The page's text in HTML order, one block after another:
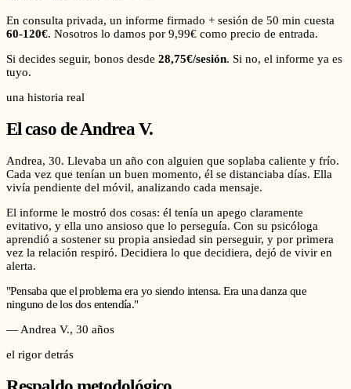
En consulta privada, un informe firmado + sesión de 50 min cuesta
60-120€. Nosotros lo damos por 9,99€ como precio de entrada.
Si decides seguir, bonos desde 28,75€/sesión. Si no, el informe ya es
tuyo.
una historia real
El caso deAndrea V.
Andrea, 30. Llevaba un año con alguien que soplaba caliente y frío.
Cada vez que tenían un buen momento, él se distanciaba días. Ella
vivía pendiente del móvil, analizando cada mensaje.
El informe le mostró dos cosas: él tenía un apego claramente
evitativo, y ella uno ansioso que lo perseguía. Con su psicóloga
aprendió a sostener su propia ansiedad sin perseguir, y por primera
vez la relación respiró. Decidiera lo que decidiera, dejó de vivir en
alerta.
"Pensaba que el problema era yo siendo intensa. Era una danza que
ninguno de los dos entendía."
— Andrea V., 30 años
el rigor detrás